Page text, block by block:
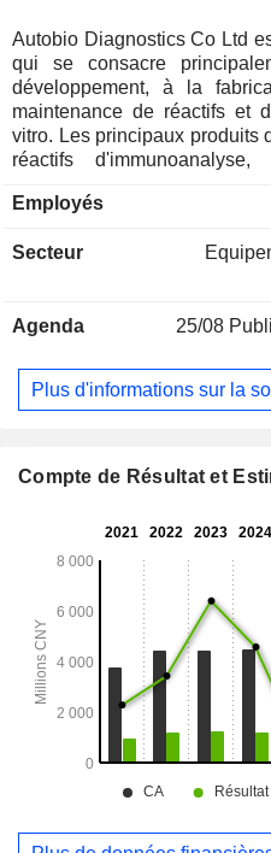
Autobio Diagnostics Co Ltd
qui se consacre
développement, à la
maintenance de réactifs et
vitro. Les principaux produits
réactifs
moléculaire, des réactifs
microbiologique, des
des instruments de
société exerce ses activités
Employés
Secteur
Agenda 25/08
Plus d'informations sur la
Compte de Résultat et